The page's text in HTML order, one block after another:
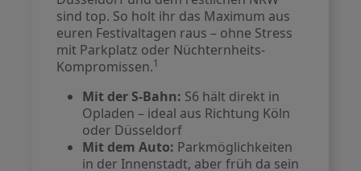
sind top. So holt ihr das Maximum aus
euren Festivaltagen raus – ohne Stress
mit Parkplatz oder Nüchternheits-
Kompromissen.1
Mit der S-Bahn: S6 hält direkt in
Opladen – ideal aus Richtung Köln
oder Düsseldorf
Mit dem Auto: Parkmöglichkeiten
in der Innenstadt, aber früh da sein